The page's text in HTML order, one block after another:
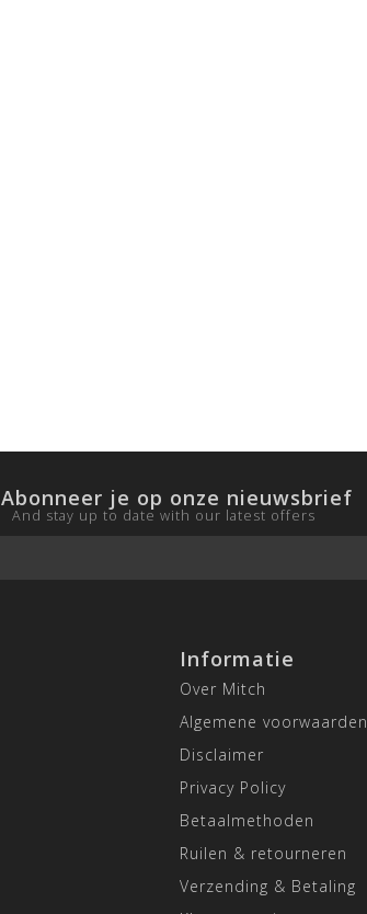
Abonneer je op onze nieuwsbrief
And stay up to date with our latest offers
Informatie
Over Mitch
Algemene voorwaarden
Disclaimer
Privacy Policy
Betaalmethoden
Ruilen & retourneren
Verzending & Betaling